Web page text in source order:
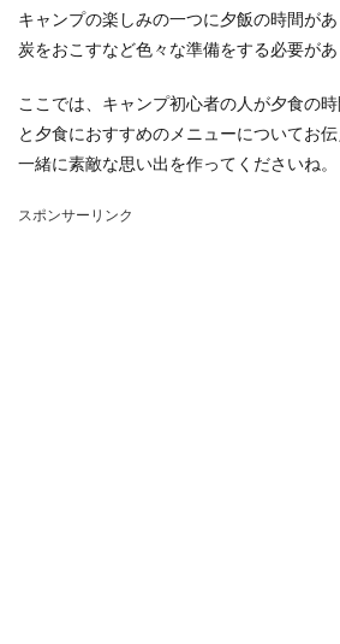
キャンプの楽しみの一つに夕飯の時間が
炭をおこすなど色々な準備をする必要があ
ここでは、キャンプ初心者の人が夕食の
と夕食におすすめのメニューについてお
一緒に素敵な思い出を作ってくださいね。
スポンサーリンク